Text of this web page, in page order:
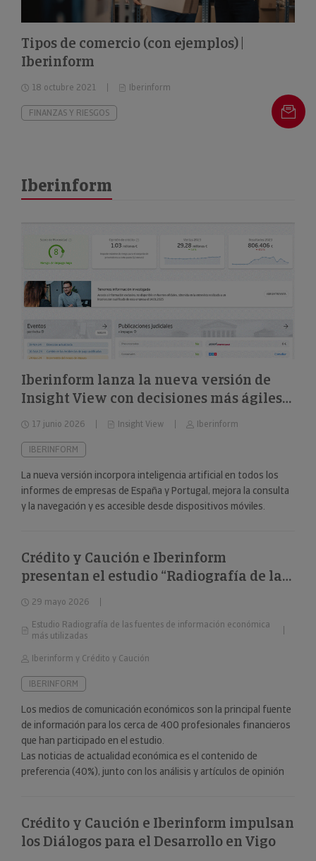
Tipos de comercio (con ejemplos) |
Iberinform
18 octubre 2021 Iberinform
FINANZAS Y RIESGOS
Iberinform
Iberinform lanza la nueva versión de
Insight View con decisiones más ágiles
sobre 322 millones de empresas y
nuevas capacidades en su
funcionalidad de IA
17 junio 2026 Insight View Iberinform
IBERINFORM
La nueva versión incorpora inteligencia artificial en todos los
informes de empresas de España y Portugal, mejora la consulta
y la navegación y es accesible desde dispositivos móviles.
Crédito y Caución e Iberinform
presentan el estudio “Radiografía de las
fuentes de información económica más
utilizadas”
29 mayo 2026
Estudio Radiografía de las fuentes de información económica
más utilizadas
Iberinform y Crédito y Caución
IBERINFORM
Los medios de comunicación económicos son la principal fuente
de información para los cerca de 400 profesionales financieros
que han participado en el estudio.
Las noticias de actualidad económica es el contenido de
preferencia (40%), junto con los análisis y artículos de opinión
Crédito y Caución e Iberinform impulsan
los Diálogos para el Desarrollo en Vigo